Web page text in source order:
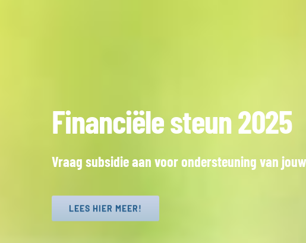
Financiële steun 2025
Vraag subsidie aan voor ondersteuning van
LEES HIER MEER!